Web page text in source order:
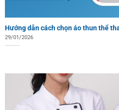
Hướng dẫn cách chọn áo thun thể
29/01/2026